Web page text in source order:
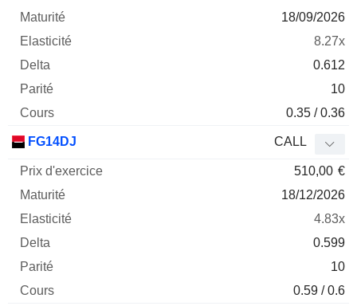
18/09/2026
8.27x
0.612
10
0.35 / 0.36
FG14DJ CALL
510,00 €
18/12/2026
4.83x
0.599
10
0.59 / 0.6